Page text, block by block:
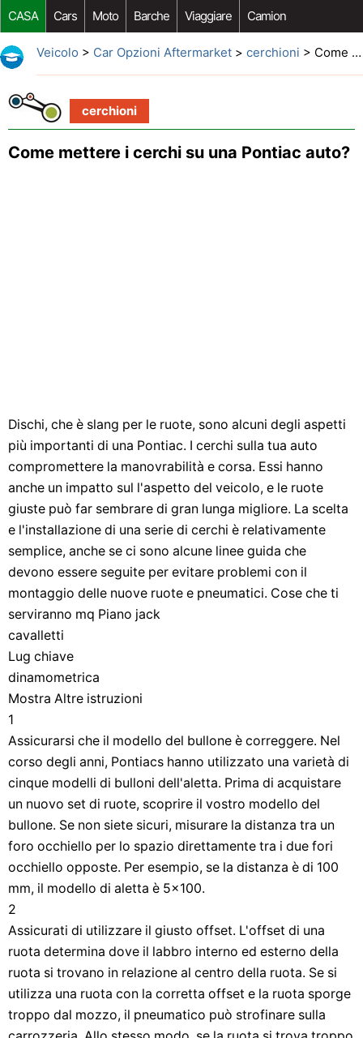
CASA Cars Moto Barche Viaggiare Camion
Riparazione Auto Acquisto Auto Car Opzioni Aftermarket
Veicolo > Car Opzioni Aftermarket> cerchioni > Come mettere i cerchi su una Pontiac auto?
cerchioni
Come mettere i cerchi su una Pontiac auto?
Dischi, che è slang per le ruote, sono alcuni degli aspetti
più importanti di una Pontiac. I cerchi sulla tua auto
compromettere la manovrabilità e corsa. Essi hanno
anche un impatto sul l'aspetto del veicolo, e le ruote
giuste può far sembrare di gran lunga migliore. La scelta
e l'installazione di una serie di cerchi è relativamente
semplice, anche se ci sono alcune linee guida che
devono essere seguite per evitare problemi con il
montaggio delle nuove ruote e pneumatici. Cose che ti
serviranno mq Piano jack
cavalletti
Lug chiave
dinamometrica
Mostra Altre istruzioni
1
Assicurarsi che il modello del bullone è correggere. Nel
corso degli anni, Pontiacs hanno utilizzato una varietà di
cinque modelli di bulloni dell'aletta. Prima di acquistare
un nuovo set di ruote, scoprire il vostro modello del
bullone. Se non siete sicuri, misurare la distanza tra un
foro occhiello per lo spazio direttamente tra i due fori
occhiello opposte. Per esempio, se la distanza è di 100
mm, il modello di aletta è 5x100.
2
Assicurati di utilizzare il giusto offset. L'offset di una
ruota determina dove il labbro interno ed esterno della
ruota si trovano in relazione al centro della ruota. Se si
utilizza una ruota con la corretta offset e la ruota sporge
troppo dal mozzo, il pneumatico può strofinare sulla